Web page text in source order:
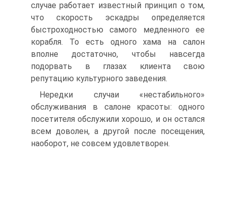
случае работает известный принцип о том,
что скорость эскадры определяется
быстроходностью самого медленного ее
корабля. То есть одного хама на салон
вполне достаточно, чтобы навсегда
подорвать в глазах клиента свою
репутацию культурного заведения.
Нередки случаи «нестабильного»
обслуживания в салоне красоты: одного
посетителя обслужили хорошо, и он остался
всем доволен, а другой после посещения,
наоборот, не совсем удовлетворен.